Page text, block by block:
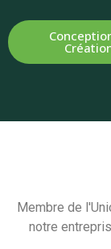
Membre de
notre